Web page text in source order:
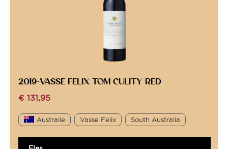
2019-VASSE FELIX TOM CULITY RED
€ 131,95
Australie Vasse Felix South Australia